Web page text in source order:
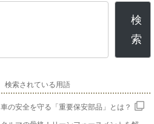
検
索
検索されている用語
車の安全を守る「重要保安部品」とは？